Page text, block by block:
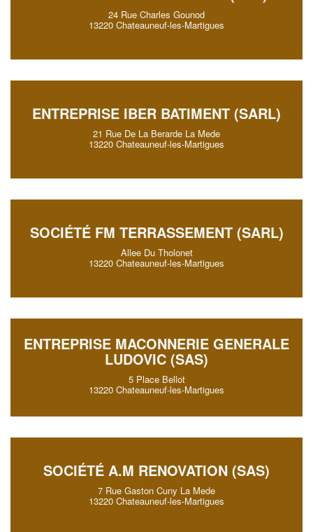
24 Rue Charles Gounod
13220 Chateauneuf-les-Martigues
ENTREPRISE IBER BATIMENT (SARL)
21 Rue De La Berarde La Mede
13220 Chateauneuf-les-Martigues
SOCIÉTÉ FM TERRASSEMENT (SARL)
Allee Du Tholonet
13220 Chateauneuf-les-Martigues
ENTREPRISE MACONNERIE GENERALE
LUDOVIC (SAS)
5 Place Bellot
13220 Chateauneuf-les-Martigues
SOCIÉTÉ A.M RENOVATION (SAS)
7 Rue Gaston Cuny La Mede
13220 Chateauneuf-les-Martigues